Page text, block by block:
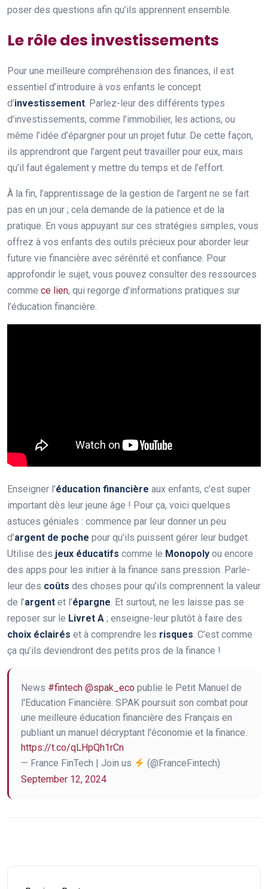
poser des questions afin qu’ils apprennent ensemble.
Le rôle des investissements
Pour une meilleure compréhension des finances, il est
essentiel d’introduire à vos enfants le concept
d’investissement. Parlez-leur des différents types
d’investissements, comme l’immobilier, les actions, ou
même l’idée d’épargner pour un projet futur. De cette façon,
ils apprendront que l’argent peut travailler pour eux, mais
qu’il faut également y mettre du temps et de l’effort.
À la fin, l’apprentissage de la gestion de l’argent ne se fait
pas en un jour ; cela demande de la patience et de la
pratique. En vous appuyant sur ces stratégies simples, vous
offrez à vos enfants des outils précieux pour aborder leur
future vie financière avec sérénité et confiance. Pour
approfondir le sujet, vous pouvez consulter des ressources
comme ce lien, qui regorge d’informations pratiques sur
l’éducation financière.
Enseigner l’éducation financière aux enfants, c’est super
important dès leur jeune âge ! Pour ça, voici quelques
astuces géniales : commence par leur donner un peu
d’argent de poche pour qu’ils puissent gérer leur budget.
Utilise des jeux éducatifs comme le Monopoly ou encore
des apps pour les initier à la finance sans pression. Parle-
leur des coûts des choses pour qu’ils comprennent la valeur
de l’argent et l’épargne. Et surtout, ne les laisse pas se
reposer sur le Livret A ; enseigne-leur plutôt à faire des
choix éclairés et à comprendre les risques. C’est comme
ça qu’ils deviendront des petits pros de la finance !
News #fintech @spak_eco publie le Petit Manuel de
l'Education Financière. SPAK poursuit son combat pour
une meilleure éducation financière des Français en
publiant un manuel décryptant l'économie et la finance.
https://t.co/qLHpQh1rCn
— France FinTech | Join us
(@FranceFintech)
September 12, 2024